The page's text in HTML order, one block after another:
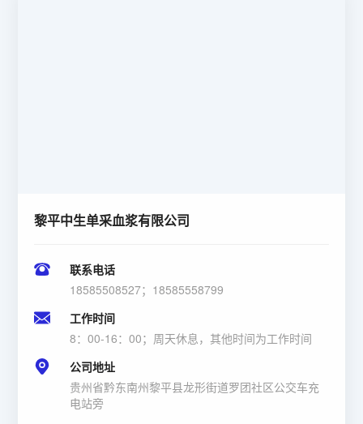
黎平中生单采血浆有限公司
联系电话
18585508527；18585558799
工作时间
8：00-16：00；周天休息，其他时间为工作时间
公司地址
贵州省黔东南州黎平县龙形街道罗团社区公交车充
电站旁